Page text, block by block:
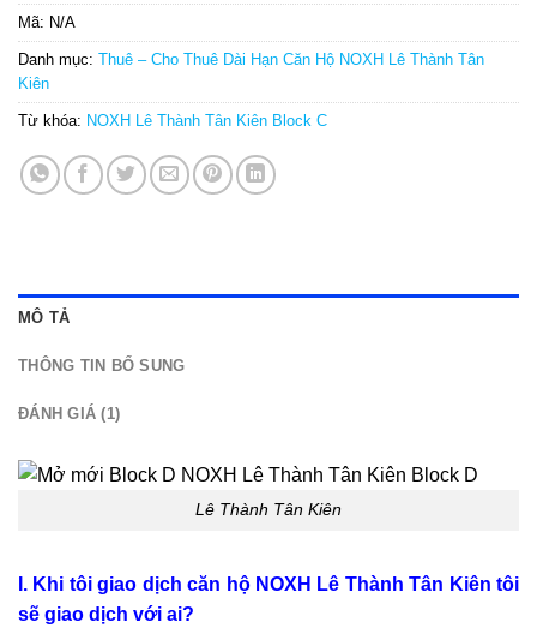
Mã: N/A
Danh mục: Thuê – Cho Thuê Dài Hạn Căn Hộ NOXH Lê Thành Tân
Kiên
Từ khóa: NOXH Lê Thành Tân Kiên Block C
MÔ TẢ
THÔNG TIN BỔ SUNG
ĐÁNH GIÁ (1)
Lê Thành Tân Kiên
I. Khi tôi giao dịch căn hộ NOXH Lê Thành Tân Kiên tôi
sẽ giao dịch với ai?